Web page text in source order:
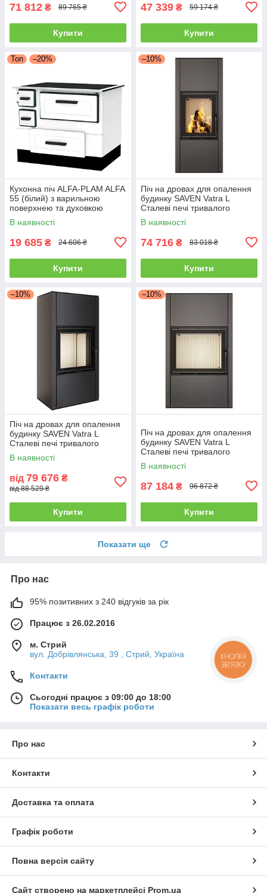
71 812 ₴ 89 765 ₴
Купити
47 339 ₴ 59 174 ₴
Купити
Топ –20%
Кухонна піч ALFA-PLAM ALFA
55 (білий) з варильною
поверхнею та духовкою
опалювально-варильна
В наявності
19 685 ₴ 24 606 ₴
Купити
–10%
Піч на дровах для опалення
будинку SAVEN Vatra L
Сталеві печі тривалого
горіння 40х50
В наявності
74 716 ₴ 83 018 ₴
Купити
–10%
Піч на дровах для опалення
будинку SAVEN Vatra L
Сталеві печі тривалого
горіння 50х50
В наявності
від 79 676 ₴
від 88 529 ₴
Купити
–10%
Піч на дровах для опалення
будинку SAVEN Vatra L
Сталеві печі тривалого
горіння 60х50
В наявності
87 184 ₴ 96 872 ₴
Купити
Показати ще
Про нас
95% позитивних з 240 відгуків за рік
Працює з 26.02.2016
м. Стрий
вул. Добрівлянська, 39 , Стрий, Україна
Контакти
Сьогодні працює з 09:00 до 18:00
Показати весь графік роботи
Про нас
Контакти
Доставка та оплата
Графік роботи
Повна версія сайту
Сайт створено на маркетплейсі Prom.ua
КНОПКА
ЗВ'ЯЗКУ